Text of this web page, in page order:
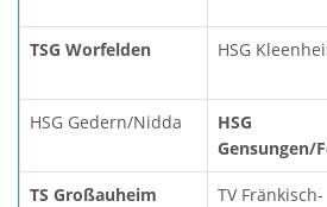
TSG Worfelden HSG
HSG Gedern/Nidda
HSG
Gensungen/
TS Großauheim
TV Fränkisch-